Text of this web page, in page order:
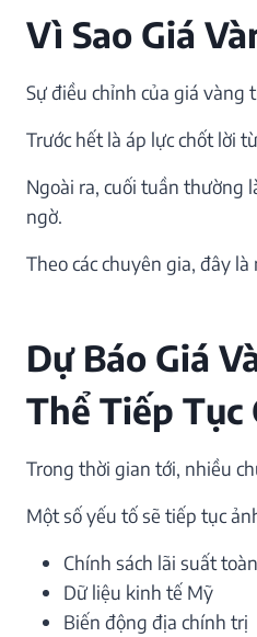
Vì Sao Giá
Sự điều chỉnh của giá
Trước hết là áp lực chốt lời
Ngoài ra, cuối tuần thường
ngờ.
Theo các chuyên gia, đây
Dự Báo Giá
Thể Tiếp Tục
Trong thời gian tới, nhiều
Một số yếu tố sẽ tiếp tục
Chính sách lãi suất
Dữ liệu kinh tế Mỹ
Biến động địa chính trị